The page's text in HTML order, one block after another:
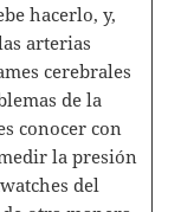
hacerlo, y,
arterias
cerebrales
de la
conocer con
la presión
del